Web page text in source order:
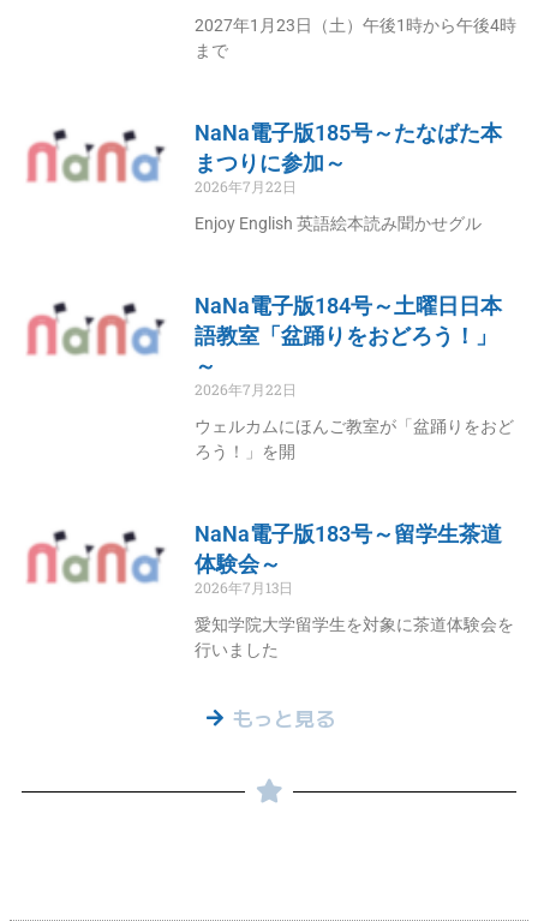
2027年1月23日（土）午後1時から午後4時
まで
NaNa電子版185号～たなばた本
まつりに参加～
2026年7月22日
Enjoy English 英語絵本読み聞かせグル
NaNa電子版184号～土曜日日本
語教室「盆踊りをおどろう！」
～
2026年7月22日
ウェルカムにほんご教室が「盆踊りをおど
ろう！」を開
NaNa電子版183号～留学生茶道
体験会～
2026年7月13日
愛知学院大学留学生を対象に茶道体験会を
行いました
もっと見る